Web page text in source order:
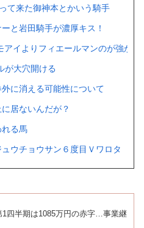
て来た御神本とかいう騎手
と岩田騎手が濃厚キス！
アイよりフィエールマンのが強かっ
が大穴開ける
に消える可能性について
居ないんだが？
れる馬
ュウチョウサン６度目Ｖワロタ
1四半期は1085万円の赤字…事業継